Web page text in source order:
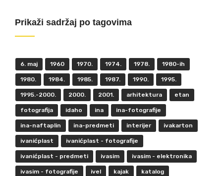
Prikaži sadržaj po tagovima
6. maj 1960 1970. 1974. 1978. 1980-ih
1980. 1984. 1985. 1987. 1990. 1995.
1995.-2000. 2000. 2001. arhitektura etan
fotografija idaho ina ina-fotografije
ina-naftaplin ina-predmeti interijer ivakarton
ivanićplast ivanićplast - fotografije
ivanićplast - predmeti ivasim ivasim - elektronika
ivasim - fotografije ivel kajak katalog